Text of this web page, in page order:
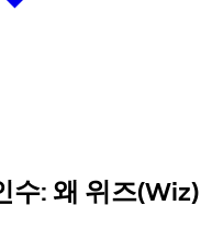
수: 왜 위즈(Wiz)